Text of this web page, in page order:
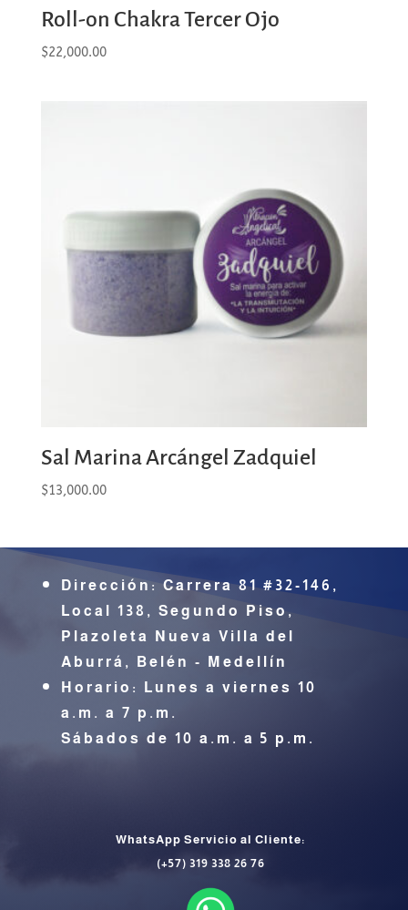
Roll-on Chakra Tercer Ojo
$22,000.00
Sal Marina Arcángel Zadquiel
$13,000.00
Dirección: Carrera 81 #32-146,
Local 138, Segundo Piso,
Plazoleta Nueva Villa del
Aburrá,
Belén - Medellín
Horario: Lunes a viernes 10
a.m. a 7 p.m.
Sábados de 10 a.m. a 5 p.m.
WhatsApp Servicio al Cliente:
(+57) 319 338 26 76